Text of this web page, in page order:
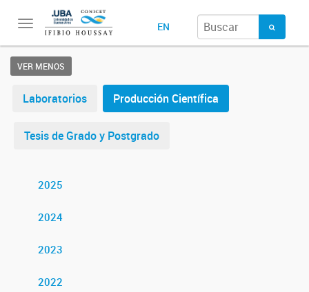
Toggle
navigation
EN
VER MENOS
Laboratorios Producción Científica
Tesis de Grado y Postgrado
2025
2024
2023
2022